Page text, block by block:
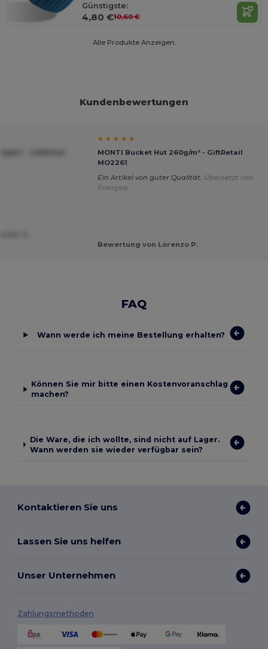
Günstigste:
4,80 €10,60 €
Alle Produkte Anzeigen.
Kundenbewertungen
★ ★ ★ ★ ★
MONTI Bucket Hut 260g/m² - GiftRetail
MO2261
Ein Artikel von guter Qualität. Übersetzt von
Français
Bewertung von Lorenzo P.
FAQ
Wann werde ich meine Bestellung erhalten?
Können Sie mir bitte einen Kostenvoranschlag
machen?
Die Ware, die ich wollte, sind nicht auf Lager.
Wann werden sie wieder verfügbar sein?
Kontaktieren Sie uns
Lassen Sie uns helfen
Unser Unternehmen
Zahlungsmethoden